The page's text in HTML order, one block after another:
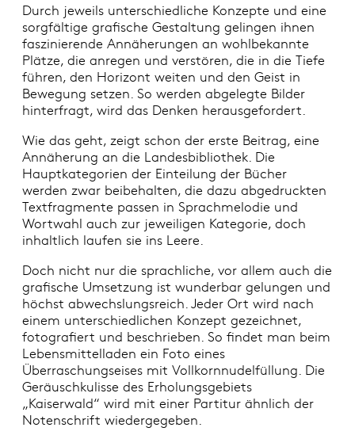
Durch jeweils unterschiedliche Konzepte und eine
sorgfältige grafische Gestaltung gelingen ihnen
faszinierende Annäherungen an wohlbekannte
Plätze, die anregen und verstören, die in die Tiefe
führen, den Horizont weiten und den Geist in
Bewegung setzen. So werden abgelegte Bilder
hinterfragt, wird das Denken herausgefordert.
Wie das geht, zeigt schon der erste Beitrag, eine
Annäherung an die Landesbibliothek. Die
Hauptkategorien der Einteilung der Bücher
werden zwar beibehalten, die dazu abgedruckten
Textfragmente passen in Sprachmelodie und
Wortwahl auch zur jeweiligen Kategorie, doch
inhaltlich laufen sie ins Leere.
Doch nicht nur die sprachliche, vor allem auch die
grafische Umsetzung ist wunderbar gelungen und
höchst abwechslungsreich. Jeder Ort wird nach
einem unterschiedlichen Konzept gezeichnet,
fotografiert und beschrieben. So findet man beim
Lebensmittelladen ein Foto eines
Überraschungseises mit Vollkornnudelfüllung. Die
Geräuschkulisse des Erholungsgebiets
„Kaiserwald“ wird mit einer Partitur ähnlich der
Notenschrift wiedergegeben.